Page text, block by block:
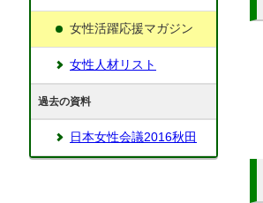
女性活躍応援マガジン
女性人材リスト
過去の資料
日本女性会議2016秋田